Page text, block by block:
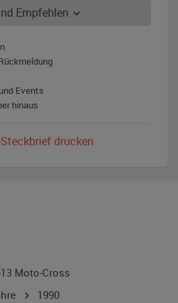
Empfehlen
Events
hinaus
drucken
Moto-Cross
1990